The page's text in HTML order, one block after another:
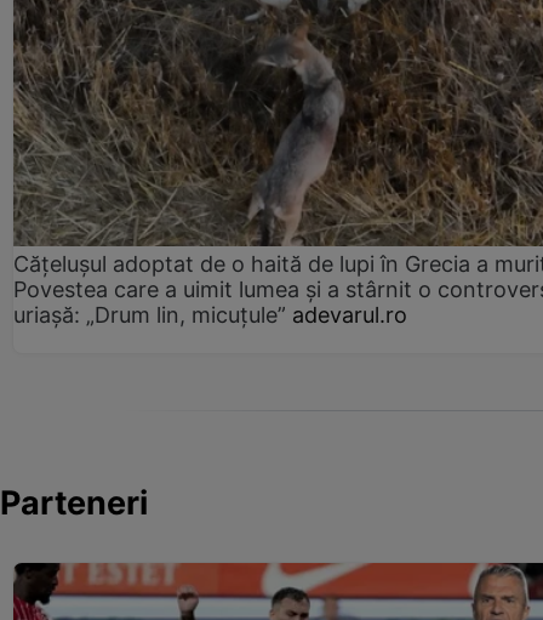
Cățelușul adoptat de o haită de lupi în Grecia a
Povestea care a uimit lumea și a stârnit o
uriașă: „Drum lin, micuțule” adevarul.ro
Parteneri